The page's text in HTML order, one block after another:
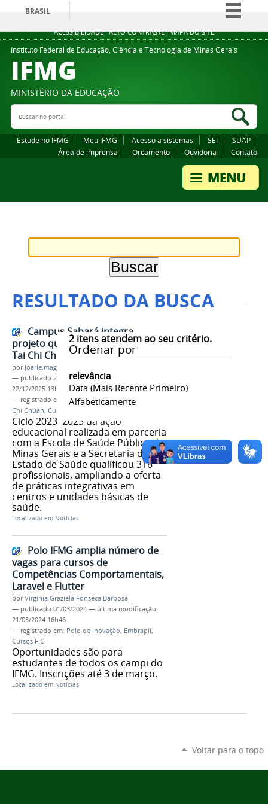
ACESSIBILIDADE ALTO CONTRASTE MAPA DO SITE
BRASIL
Simplifique!
Comunica BR
Legislação
Instituto Federal de Educação, Ciência e Tecnologia de Minas Gerais
IFMG
MINISTÉRIO DA EDUCAÇÃO
Buscar no portal
Estude no IFMG Meu IFMG Acesso a sistemas SEI
SUAP
Área de imprensa
Orcamento Ouvidoria Contato
RESULTADO DA BUSCA
2itens atendem ao seu critério.
Ordenar por
relevância
Data (mais Recente Primeiro)
Alfabeticamente
Campus Sabará integra
projeto que forma instrutores de
Tai Chi Chuan para o SUS
por joarle.magalhaes
— publicado 22/12/2025—última modificação
22/12/2025 13h18
— registrado em:
Extensão,Campus Sabará
Chi Chuan, Cursos FIC
Ciclo 2023–2025 da ação
educacional realizada em parceria
com a Escola de Saúde Pública de
Minas Gerais e a Secretaria de
Estado de Saúde qualificou 316
profissionais, ampliando a oferta
de práticas integrativas em
centros e unidades básicas de
saúde.
Localizado em Notícias
Polo IFMG amplia número de
vagas para cursos de
Competências Comportamentais,
Laravel e Flutter
porVirgínia Graziela Fonseca Barbosa
— publicado 01/03/2024 — última modificação
21/03/2024 16h46
— registrado em: Polo de Inovação, Embrapii,
Cursos FIC
Oportunidades são para
estudantes de todos os campi do
IFMG. Inscrições até 3 de março.
Localizado em Notícias
Voltar para o topo